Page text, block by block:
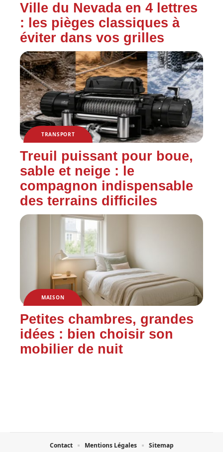
Ville du Nevada en 4 lettres
: les pièges classiques à
éviter dans vos grilles
TRANSPORT
Treuil puissant pour boue,
sable et neige : le
compagnon indispensable
des terrains difficiles
MAISON
Petites chambres, grandes
idées : bien choisir son
mobilier de nuit
Contact Mentions Légales Sitemap